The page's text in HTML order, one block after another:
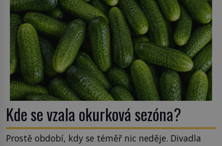
Kde se vzala okurková sezóna?
Prostě období, kdy se téměř nic neděje. Divadla